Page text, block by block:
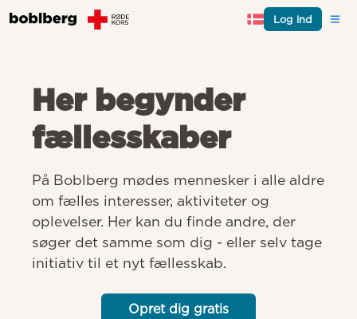
Log ind
Her begynder
fællesskaber
På Boblberg mødes mennesker i alle aldre
om fælles interesser, aktiviteter og
oplevelser. Her kan du finde andre, der
søger det samme som dig - eller selv tage
initiativ til et nyt fællesskab.
Opret dig gratis